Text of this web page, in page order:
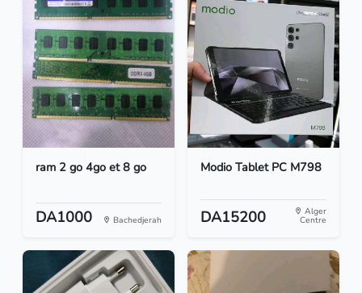
ram 2 go 4go et 8 go
DA1000 Bachedjerah
Modio Tablet PC M798
DA15200 Alger
Centre